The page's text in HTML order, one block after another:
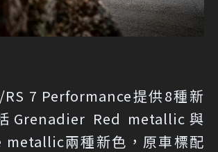
RS 7 Performance提供8種新
Grenadier Red metallic與
metallic兩種新色，原車標配